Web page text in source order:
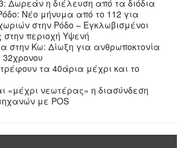
Δωρεάν η διέλευση από τα διόδια
Νέο μήνυμα από το 112 για
στην Ρόδο – Εγκλωβισμένοι
στην περιοχή Υψενή
στην Κω: Δίωξη για ανθρωποκτονία
32χρονου
τα 40άρια μέχρι και το
«μέχρι νεωτέρας» η διασύνδεση
με POS